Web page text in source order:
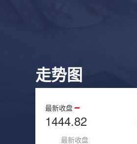
走势图
最新收盘
1444.82